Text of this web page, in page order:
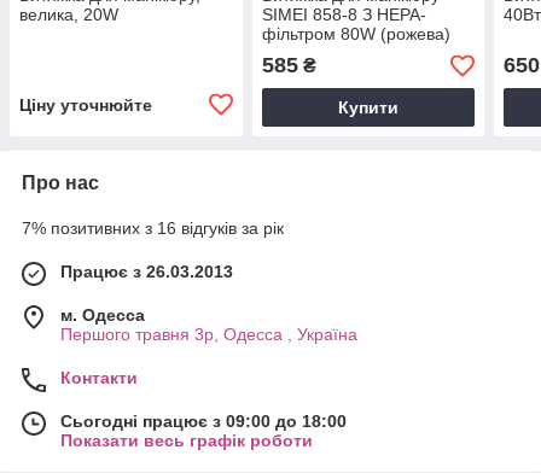
велика, 20W
Ціну уточнюйте
SIMEI 858-8 З НЕРА-
фільтром 80W (рожева)
585₴
Купити
650
Про нас
7% позитивних з 16 відгуків за рік
Працює з 26.03.2013
м. Одесса
Першого травня 3р, Одесса , Україна
Контакти
Сьогодні працює з 09:00 до 18:00
Показати весь графік роботи